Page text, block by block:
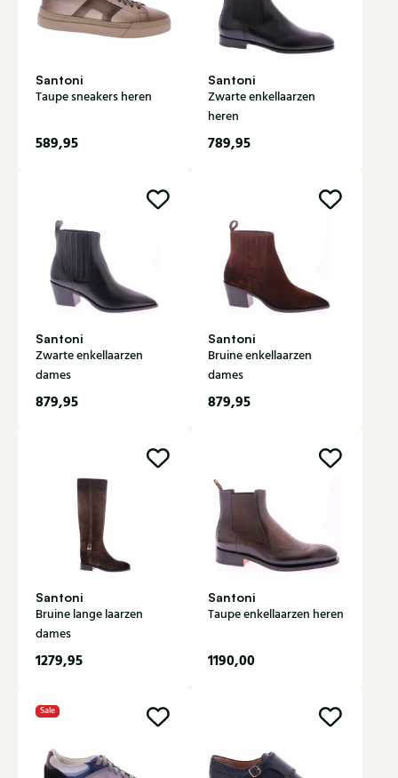
Santoni
Taupe sneakers heren
589,95
Santoni
Zwarte enkellaarzen
heren
789,95
Santoni
Zwarte enkellaarzen
dames
879,95
Santoni
Bruine enkellaarzen
dames
879,95
Santoni
Bruine lange laarzen
dames
1279,95
Santoni
Taupe enkellaarzen heren
1190,00
Sale